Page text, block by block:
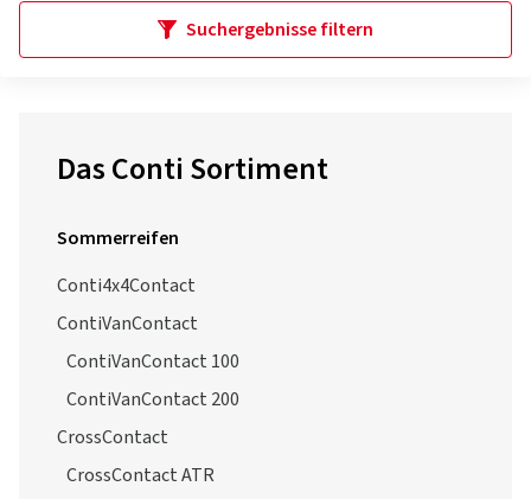
Suchergebnisse filtern
Das Conti Sortiment
Sommerreifen
Conti4x4Contact
ContiVanContact
ContiVanContact 100
ContiVanContact 200
CrossContact
CrossContact ATR